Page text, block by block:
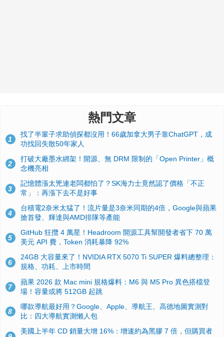
熱門文章
1
找了半輩子求助偵探都沒用！66歲加拿大男子靠ChatGPT，成
功找回失散50年家人
2
打破大廠墨水綁架！開源、無 DRM 限制的「Open Printer」概
念機亮相
3
記憶體漲太兇連老闆都怕了？SK海力士竟然認了價格「不正
常」：再漲下去不是好事
4
台積電2奈米太猛了！流片量是3奈米同期的4倍，Google與蘋果
搶首發、輝達與AMD排隊等產能
5
GitHub 狂攬 4 萬星！Headroom 開源工具幫開發者省下 70 萬
美元 API 費，Token 消耗暴降 92%
6
24GB 大容量來了！NVIDIA RTX 5070 Ti SUPER 爆料總整理：
規格、功耗、上市時間
7
蘋果 2026 款 Mac mini 規格爆料：M6 與 M5 Pro 異色搭檔登
場！容量或將 512GB 起跳
8
哪款導航最好用？Google、Apple、導航王、高德地圖實測對
比：四大導航實測懶人包
美國上半年 CD 銷量大增 16%：增速約為黑膠 7 倍，但購買者